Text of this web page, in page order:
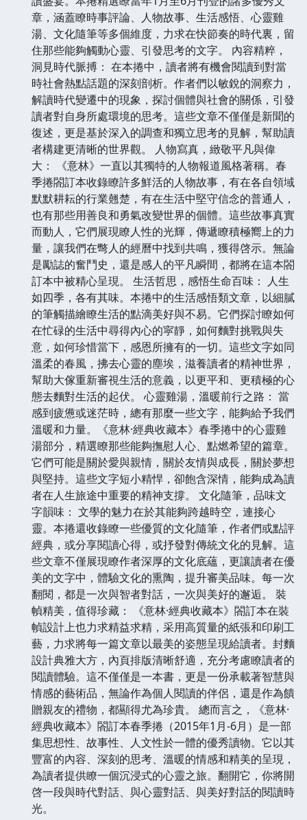
章，涵蓋瞭時事評論、人物故事、生活感悟、心靈雞
湯、文化隨筆等多個維度，力求在快節奏的時代裏，留
住那些能夠觸動心靈、引發思考的文字。 內容精粹，
洞見時代脈搏： 在本捲中，讀者將有機會閱讀到對當
時社會熱點話題的深刻剖析。作者們以敏銳的洞察力，
解讀時代變遷中的現象，探討個體與社會的關係，引發
讀者對自身所處環境的思考。這些文章不僅僅是新聞的
復述，更是基於深入的調查和獨立思考的見解，幫助讀
者構建更清晰的世界觀。 人物寫真，緻敬平凡與偉
大： 《意林》一直以其獨特的人物報道風格著稱。春
季捲閤訂本收錄瞭許多鮮活的人物故事，有在各自領域
默默耕耘的行業翹楚，有在生活中堅守信念的普通人，
也有那些用善良和勇氣改變世界的個體。這些故事真實
而動人，它們展現瞭人性的光輝，傳遞瞭積極嚮上的力
量，讓我們在彆人的經曆中找到共鳴，獲得啓示。無論
是勵誌的奮鬥史，還是感人的平凡瞬間，都將在這本閤
訂本中被精心呈現。 生活哲思，感悟生命百味： 人生
如四季，各有其味。本捲中的生活感悟類文章，以細膩
的筆觸描繪瞭生活的點滴美好與不易。它們探討瞭如何
在忙碌的生活中尋得內心的寜靜，如何麵對挑戰與失
意，如何珍惜當下，感恩所擁有的一切。這些文字如同
溫柔的春風，拂去心靈的塵埃，滋養讀者的精神世界，
幫助大傢重新審視生活的意義，以更平和、更積極的心
態去麵對生活的起伏。 心靈雞湯，溫暖前行之路： 當
感到疲憊或迷茫時，總有那麼一些文字，能夠給予我們
溫暖和力量。《意林·經典收藏本》春季捲中的心靈雞
湯部分，精選瞭那些能夠撫慰人心、點燃希望的篇章。
它們可能是關於愛與親情，關於友情與成長，關於夢想
與堅持。這些文字短小精悍，卻飽含深情，能夠成為讀
者在人生旅途中重要的精神支撐。 文化隨筆，品味文
字韻味： 文學的魅力在於其能夠跨越時空，連接心
靈。本捲還收錄瞭一些優質的文化隨筆，作者們或點評
經典，或分享閱讀心得，或抒發對傳統文化的見解。這
些文章不僅展現瞭作者深厚的文化底蘊，更讓讀者在優
美的文字中，體驗文化的熏陶，提升審美品味。每一次
翻閱，都是一次與智者對話，一次與美好的邂逅。 裝
幀精美，值得珍藏： 《意林·經典收藏本》閤訂本在裝
幀設計上也力求精益求精，采用高質量的紙張和印刷工
藝，力求將每一篇文章以最美的姿態呈現給讀者。封麵
設計典雅大方，內頁排版清晰舒適，充分考慮瞭讀者的
閱讀體驗。這不僅僅是一本書，更是一份承載著智慧與
情感的藝術品，無論作為個人閱讀的伴侶，還是作為饋
贈親友的禮物，都顯得尤為珍貴。 總而言之，《意林·
經典收藏本》閤訂本春季捲（2015年1月-6月）是一部
集思想性、故事性、人文性於一體的優秀讀物。它以其
豐富的內容、深刻的思考、溫暖的情感和精美的呈現，
為讀者提供瞭一個沉浸式的心靈之旅。翻開它，你將開
啓一段與時代對話、與心靈對話、與美好對話的閱讀時
光。